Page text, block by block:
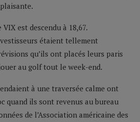
est descendu à 18,67.
étaient tellement
qu’ils ont placés leurs paris
au golf tout le week-end.
à une traversée calme ont
quand ils sont revenus au bureau
de l’Association américaine des